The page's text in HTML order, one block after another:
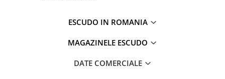
ESCUDO IN ROMANIA
MAGAZINELE ESCUDO
DATE COMERCIALE